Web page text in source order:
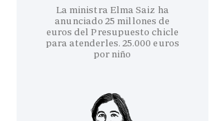
La ministra Elma Saiz ha
anunciado 25 millones de
euros del Presupuesto chicle
para atenderles. 25.000 euros
por niño